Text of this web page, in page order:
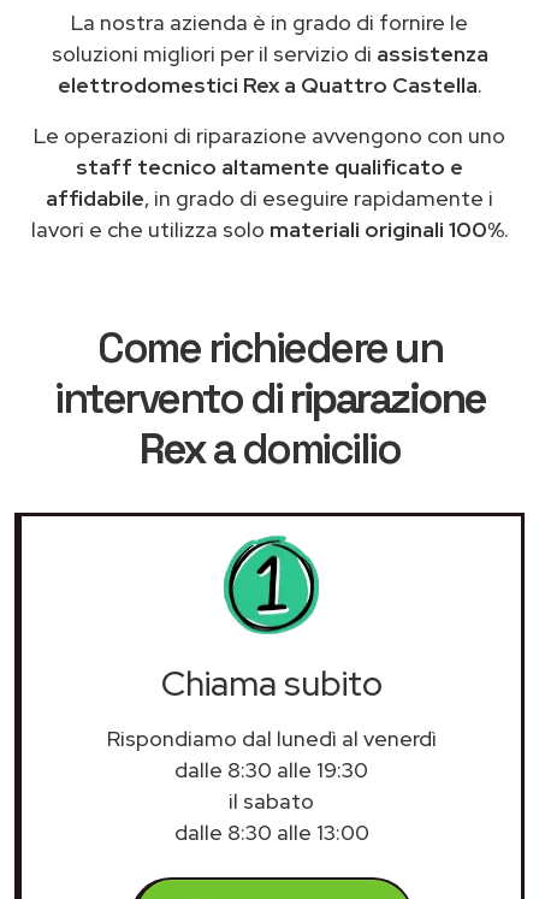
La nostra azienda è in grado di fornire le
soluzioni migliori per il servizio di assistenza
elettrodomestici Rex a Quattro Castella.
Le operazioni di riparazione avvengono con uno
staff tecnico altamente qualificato e
affidabile, in grado di eseguire rapidamente i
lavori e che utilizza solo materiali originali 100%.
Come richiedere un
intervento diriparazione
Rexa domicilio
Chiama subito
Rispondiamo dal lunedì al venerdì
dalle 8:30 alle 19:30
il sabato
dalle 8:30 alle 13:00